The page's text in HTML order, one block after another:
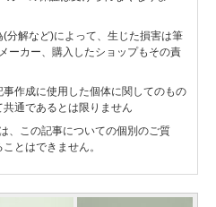
分解など)によって、生じた損害は筆
ーカー、購入したショップもその責
作成に使用した個体に関してのもの
通であるとは限りません
、この記事についての個別のご質
とはできません。